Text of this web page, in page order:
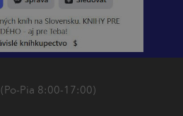
(Po-Pia 8:00-17:00)